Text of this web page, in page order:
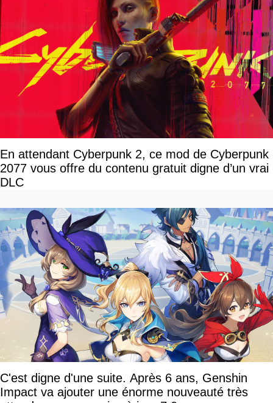
En attendant Cyberpunk 2, ce mod de Cyberpunk
2077 vous offre du contenu gratuit digne d’un vrai
DLC
C'est digne d'une suite. Après 6 ans, Genshin
Impact va ajouter une énorme nouveauté très